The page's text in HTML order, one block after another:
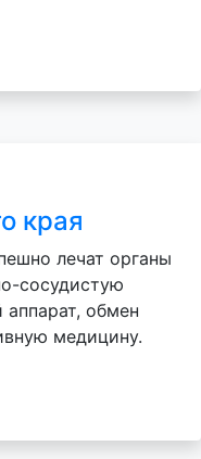
края
лечат органы
сосудистую
обмен
медицину.